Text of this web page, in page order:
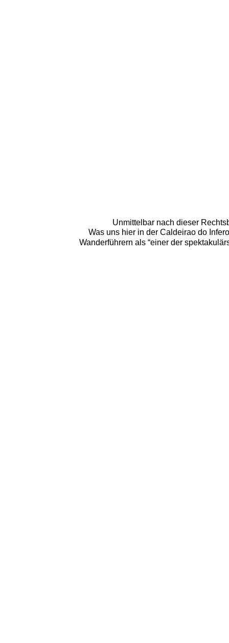
Unmittelbar nach dieser
Was uns hier in der Caldeirao do
Wanderführern als “einer der